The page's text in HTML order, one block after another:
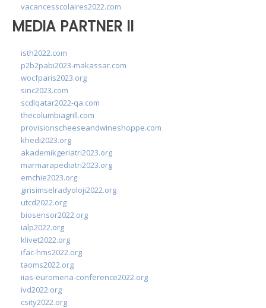
vacancesscolaires2022.com
MEDIA PARTNER II
isth2022.com
p2b2pabi2023-makassar.com
wocfparis2023.org
sinc2023.com
scdlqatar2022-qa.com
thecolumbiagrill.com
provisionscheeseandwineshoppe.com
khedi2023.org
akademikgeriatri2023.org
marmarapediatri2023.org
emchie2023.org
girisimselradyoloji2022.org
utcd2022.org
biosensor2022.org
ialp2022.org
klivet2022.org
ifac-hms2022.org
taoms2022.org
iias-euromena-conference2022.org
ivd2022.org
csity2022.org